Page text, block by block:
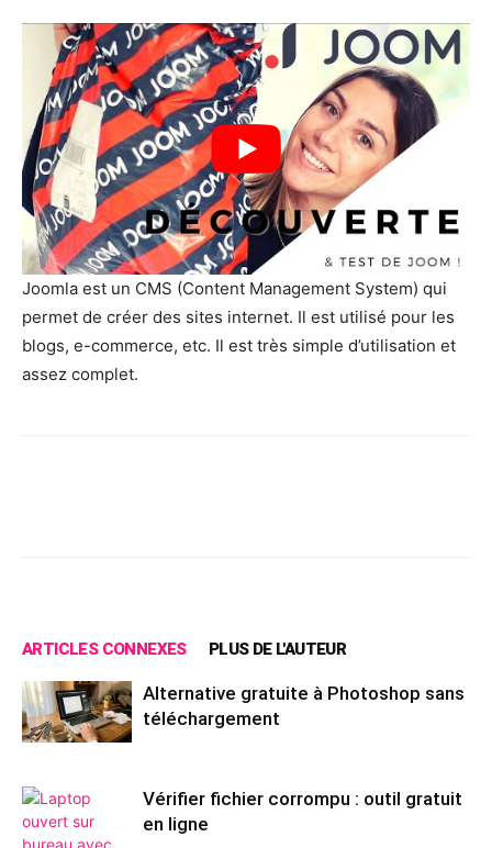
Joomla est un CMS (Content Management System) qui
permet de créer des sites internet. Il est utilisé pour les
blogs, e-commerce, etc. Il est très simple d’utilisation et
assez complet.
ARTICLES CONNEXES PLUS DE L'AUTEUR
Alternative gratuite à Photoshop sans
téléchargement
Vérifier fichier corrompu : outil gratuit
en ligne